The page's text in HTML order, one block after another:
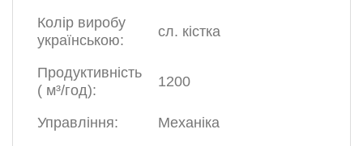
Колір виробу
українською:
сл. кістка
Продуктивність
( м³/год):
1200
Управління:
Механіка